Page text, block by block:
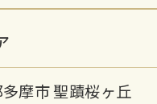
摩市 聖蹟桜ヶ丘